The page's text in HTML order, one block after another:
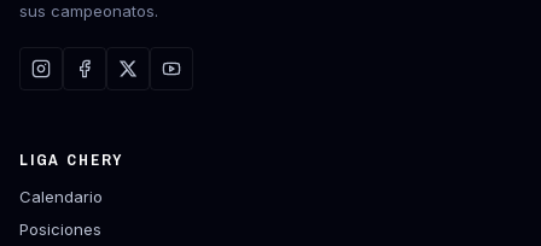
sus campeonatos.
LIGA CHERY
Calendario
Posiciones